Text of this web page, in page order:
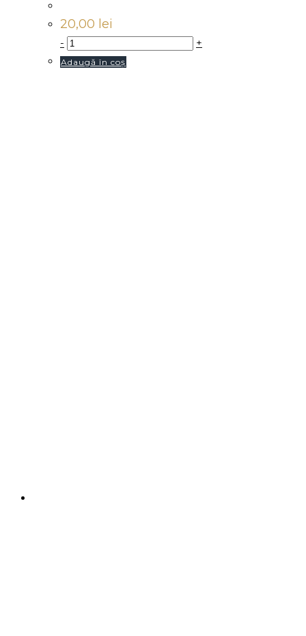
20,00 lei
- +
Adaugă în coș